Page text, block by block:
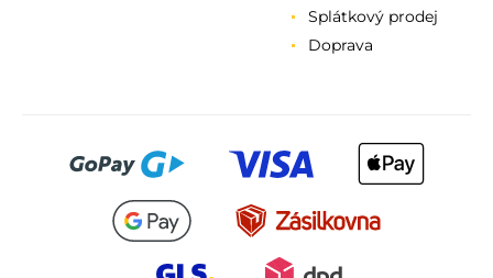
Splátkový prodej
Doprava